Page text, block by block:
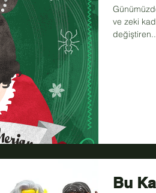
ve zeki
Bu